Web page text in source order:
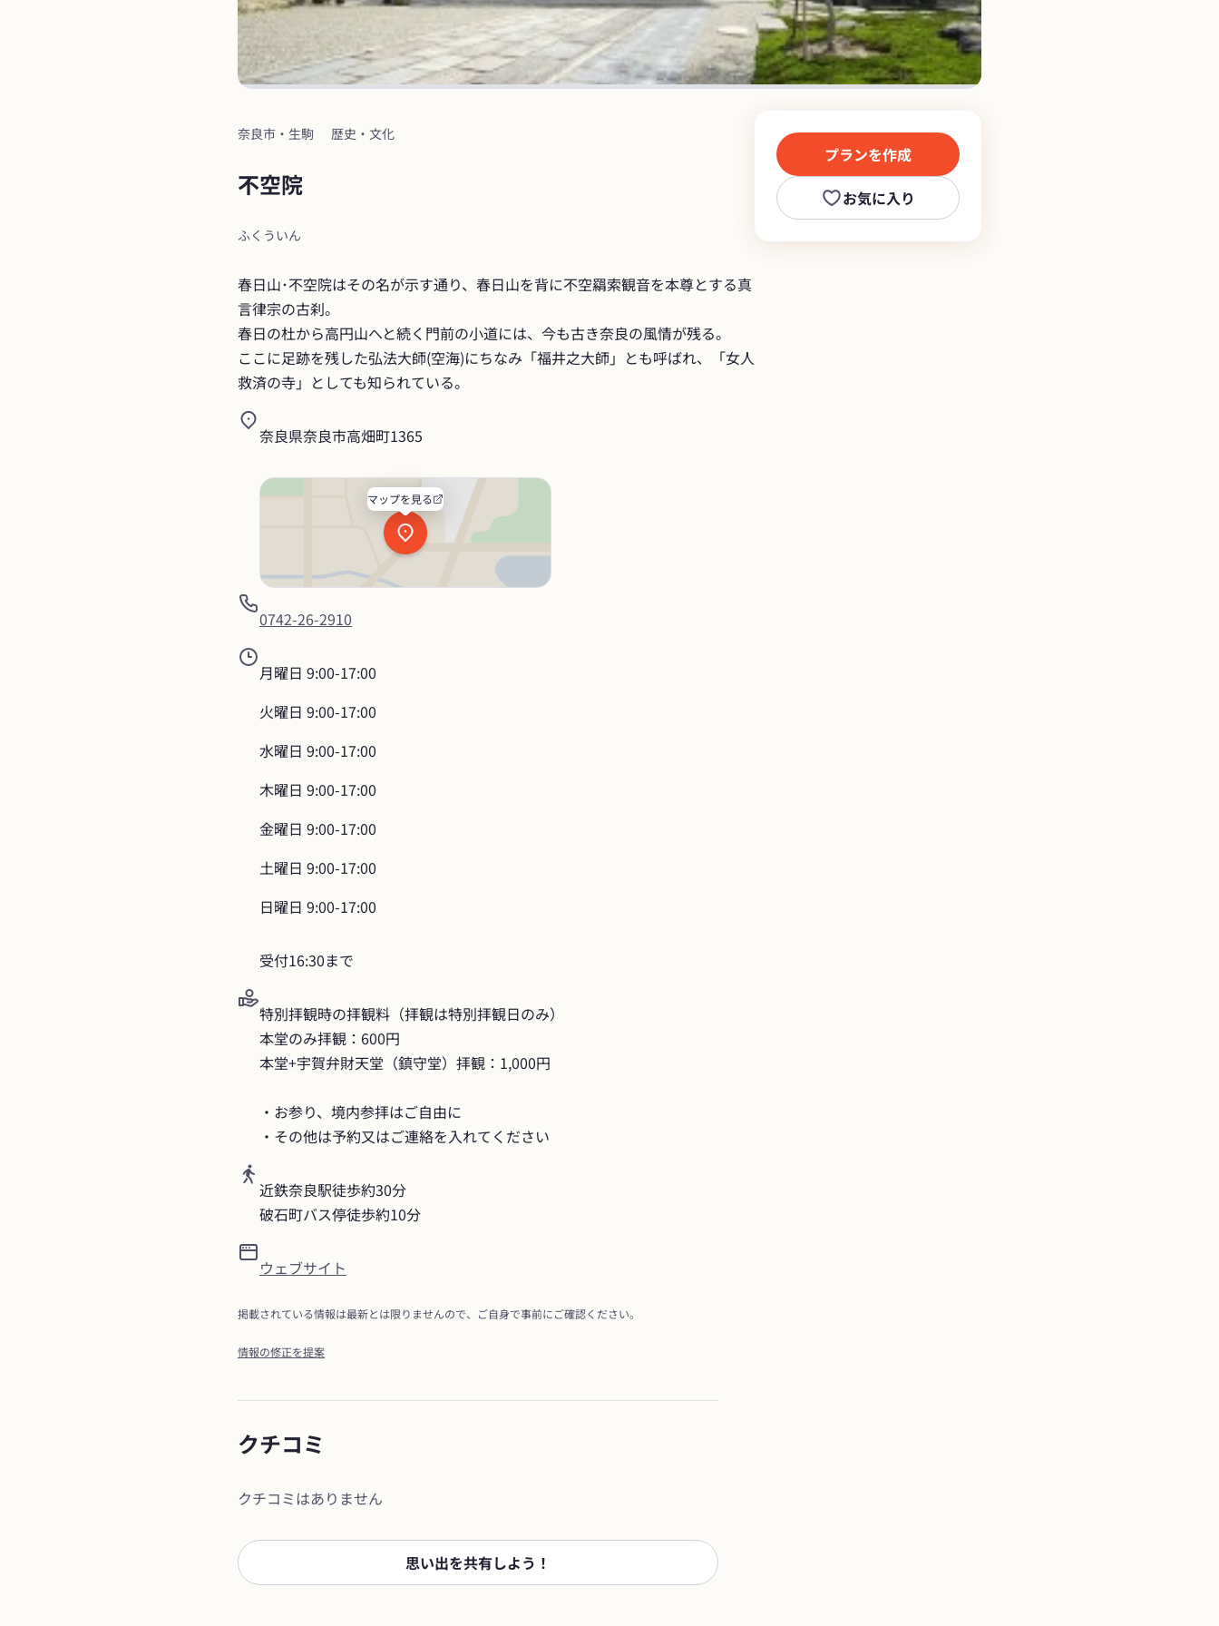
奈良市・生駒 歴史・文化
不空院
ふくういん
春日山･不空院はその名が示す通り、春日山を背に不空羂索観音を本尊とする真
言律宗の古刹。
春日の杜から高円山へと続く門前の小道には、今も古き奈良の風情が残る。
ここに足跡を残した弘法大師(空海)にちなみ「福井之大師」とも呼ばれ、「女人
救済の寺」としても知られている。
奈良県奈良市高畑町1365
マップを見る
0742-26-2910
月曜日 9:00-17:00
火曜日 9:00-17:00
水曜日 9:00-17:00
木曜日 9:00-17:00
金曜日 9:00-17:00
土曜日 9:00-17:00
日曜日 9:00-17:00
受付16:30まで
特別拝観時の拝観料（拝観は特別拝観日のみ）
本堂のみ拝観：600円
​本堂+宇賀弁財天堂（鎮守堂）拝観：1,000円
・お参り、境内参拝はご自由に
・その他は予約又はご連絡を入れてください
近鉄奈良駅徒歩約30分
破石町バス停徒歩約10分
ウェブサイト
掲載されている情報は最新とは限りませんので、ご自身で事前にご確認ください。
情報の修正を提案
プランを作成
お気に入り
クチコミ
クチコミはありません
思い出を共有しよう！